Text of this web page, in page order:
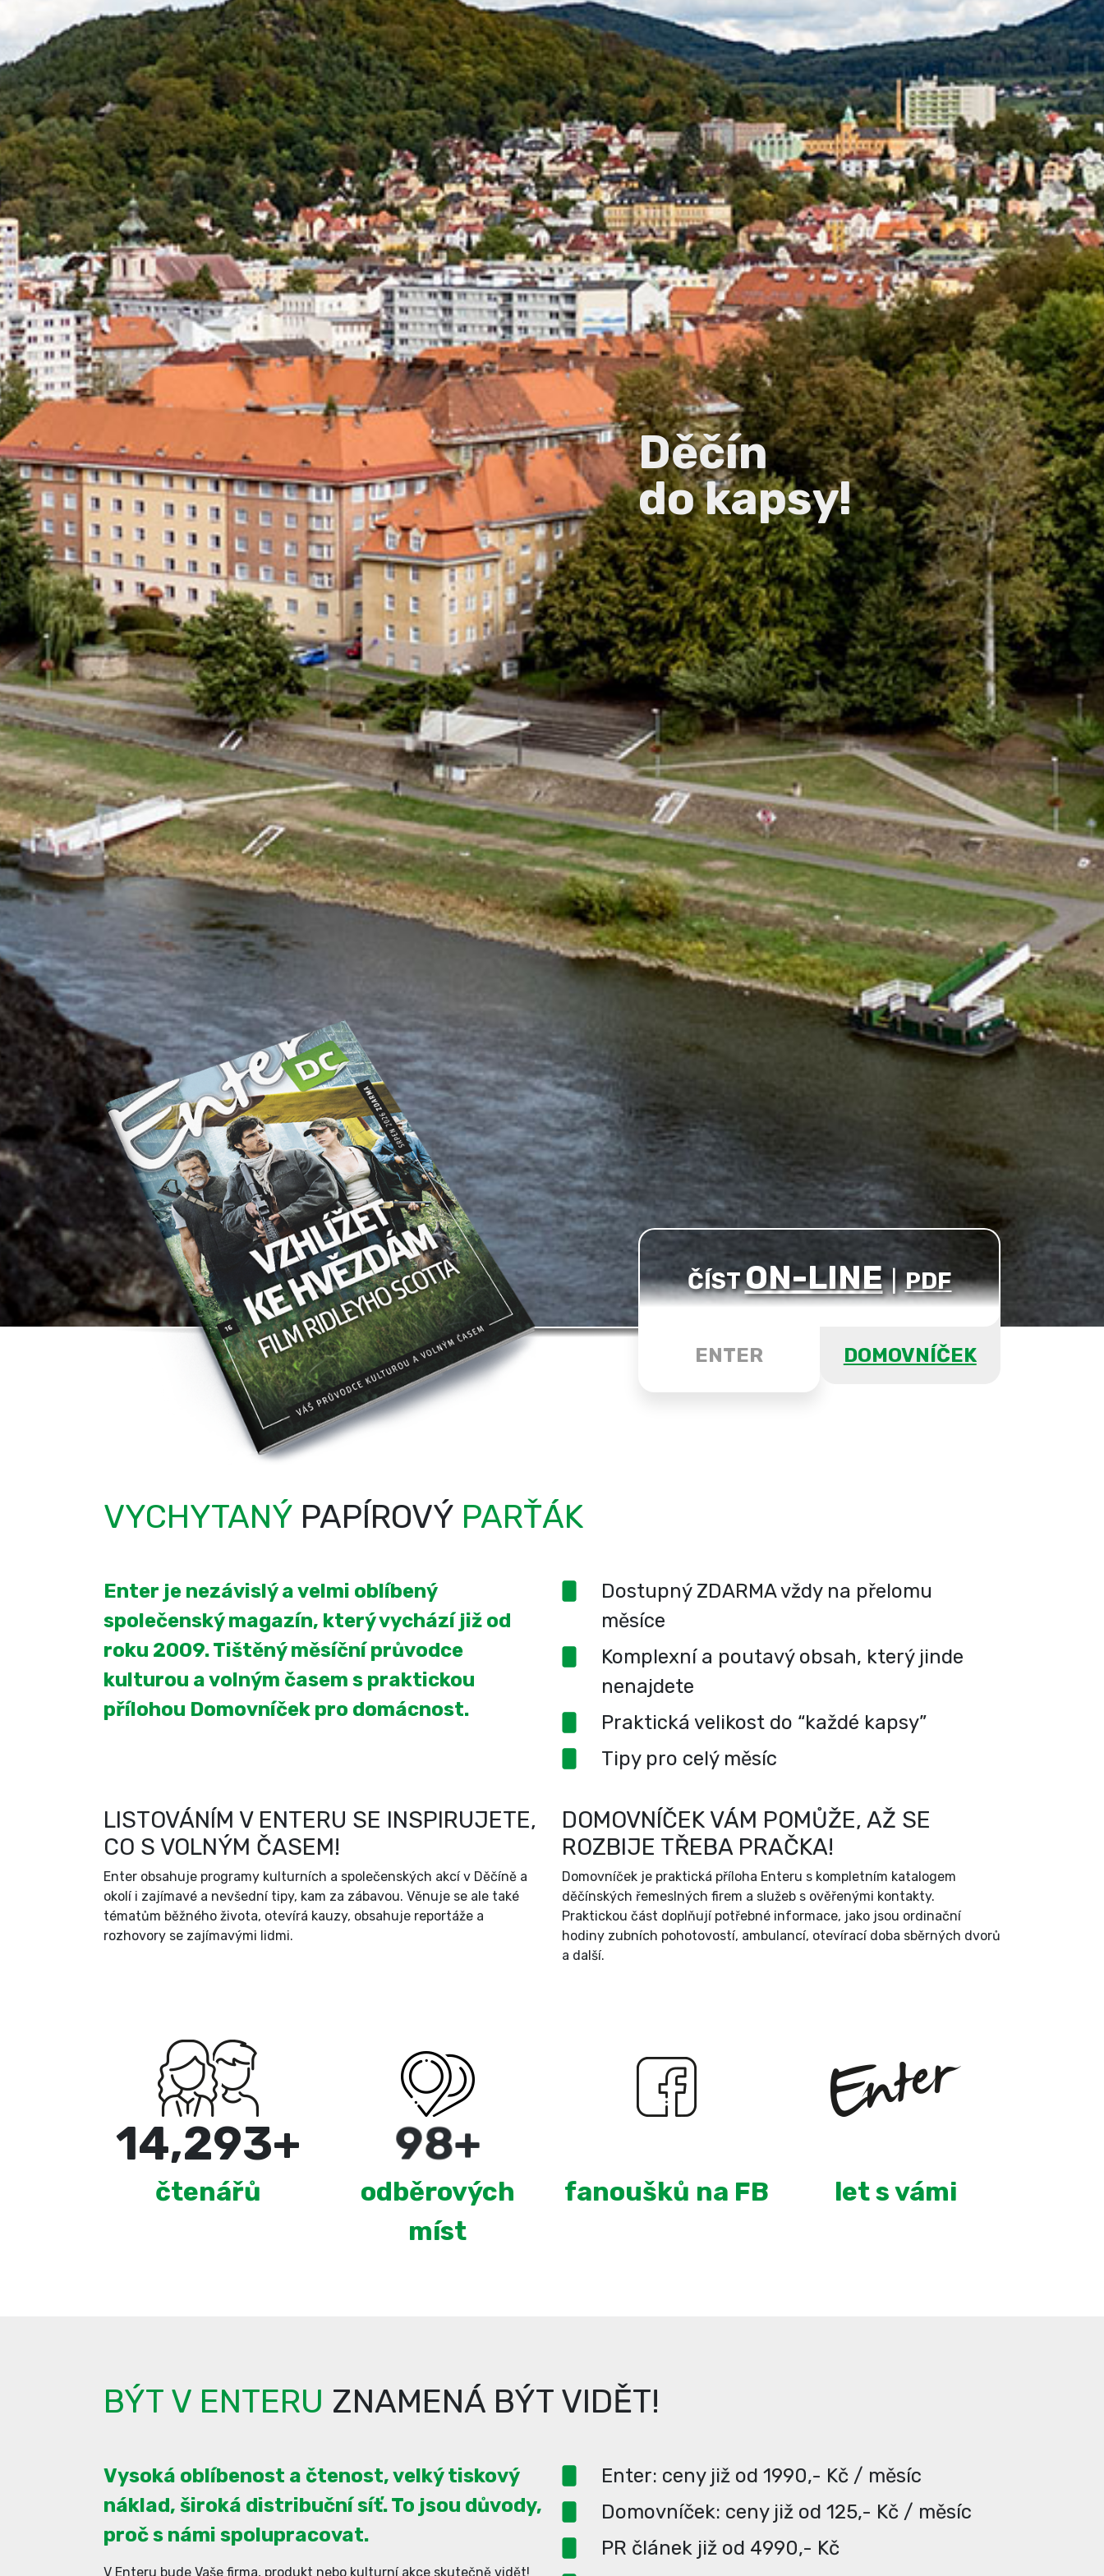
Děčín
do kapsy!
ČÍSTON-LINE | PDF
ENTER DOMOVNÍČEK
VYCHYTANÝ PAPÍROVÝ PARŤÁK
Enter je nezávislý a velmi oblíbený
společenský magazín, který vychází již od
roku 2009. Tištěný měsíční průvodce
kulturou a volným časem s praktickou
přílohou Domovníček pro domácnost.
Dostupný ZDARMA vždy na přelomu
měsíce
Komplexní a poutavý obsah, který jinde
nenajdete
Praktická velikost do “každé kapsy”
Tipy pro celý měsíc
LISTOVÁNÍM V ENTERU SE INSPIRUJETE,
CO S VOLNÝM ČASEM!
Enter obsahuje programy kulturních a společenských akcí v Děčíně a
okolí i zajímavé a nevšední tipy, kam za zábavou. Věnuje se ale také
tématům běžného života, otevírá kauzy, obsahuje reportáže a
rozhovory se zajímavými lidmi.
DOMOVNÍČEK VÁM POMŮŽE, AŽ SE
ROZBIJE TŘEBA PRAČKA!
Domovníček je praktická příloha Enteru s kompletním katalogem
děčínských řemeslných firem a služeb s ověřenými kontakty.
Praktickou část doplňují potřebné informace, jako jsou ordinační
hodiny zubních pohotovostí, ambulancí, otevírací doba sběrných dvorů
a další.
15,000+
čtenářů
180+
odběrových
míst
fanoušků na FB let s vámi
BÝT V ENTERU ZNAMENÁ BÝT VIDĚT!
Vysoká oblíbenost a čtenost, velký tiskový
náklad, široká distribuční síť. To jsou důvody,
proč s námi spolupracovat.
V Enteru bude Vaše firma, produkt nebo kulturní akce skutečně vidět!
Enter: ceny již od 1990,- Kč / měsíc
Domovníček: ceny již od 125,- Kč / měsíc
PR článek již od 4990,- Kč